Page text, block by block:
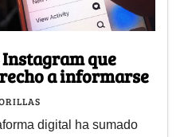
que
a informarse
digital ha sumado